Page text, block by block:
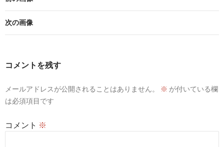
次の画像
コメントを残す
メールアドレスが公開されることはありません。 ※ が付いている欄
は必須項目です
コメント ※